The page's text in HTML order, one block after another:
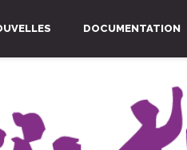
DOCUMENTATION